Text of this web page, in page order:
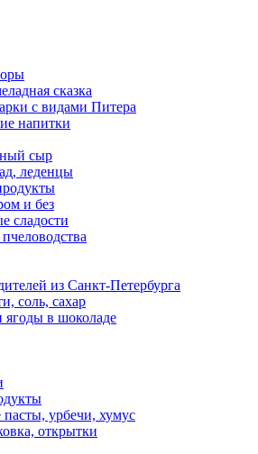
сказка
с видами Питера
напитки
сыр
леденцы
и без
сладости
из Санкт-Петербурга
соль, сахар
в шоколаде
урбечи, хумус
открытки